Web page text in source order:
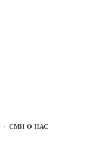
· СМИ О НАС